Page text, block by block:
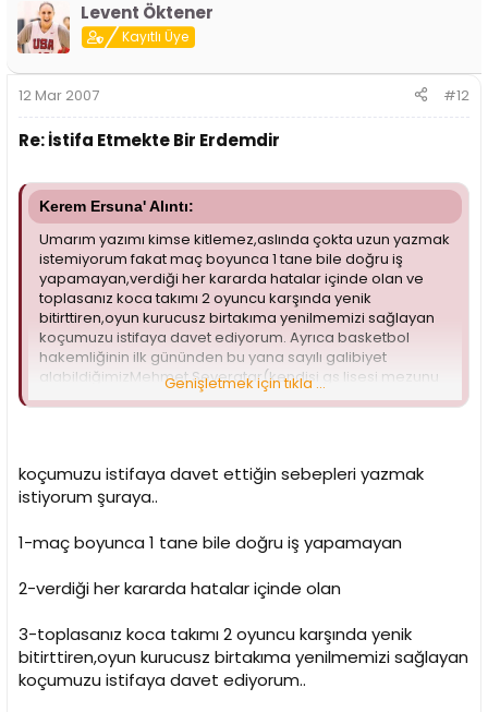
Levent Öktener
Kayıtlı Üye
12 Mar 2007 #12
Re: İstifa Etmekte Bir Erdemdir
Kerem Ersuna' Alıntı:
Umarım yazımı kimse kitlemez,aslında çokta uzun yazmak
istemiyorum fakat maç boyunca 1 tane bile doğru iş
yapamayan,verdiği her kararda hatalar içinde olan ve
toplasanız koca takımı 2 oyuncu karşında yenik
bitirttiren,oyun kurucusz birtakıma yenilmemizi sağlayan
koçumuzu istifaya davet ediyorum. Ayrıca basketbol
hakemliğinin ilk gününden bu yana sayılı galibiyet
alabildiğimizMehmet Severatar(kendisi gs lisesi mezunu
olupdünyanın en fanatik fb lilerindendir)hakemliği ne
numarası yokken yendiğinin görüyorum. Rakibimiz o
kadar kötü ki,maçı ikram ediyoruz,maçı kaybetmek için
Maçın özeti bana göre budur.
yönetenlere hatırlatırım ve bu yazıyı kilitlememeleri
Genişletmek için tıkla ...
koçumuzu istifaya davet ettiğin sebepleri yazmak
istiyorum şuraya..
1-maç boyunca 1 tane bile doğru iş yapamayan
2-verdiği her kararda hatalar içinde olan
3-toplasanız koca takımı 2 oyuncu karşında yenik
bitirttiren,oyun kurucusz birtakıma yenilmemizi sağlayan
koçumuzu istifaya davet ediyorum..